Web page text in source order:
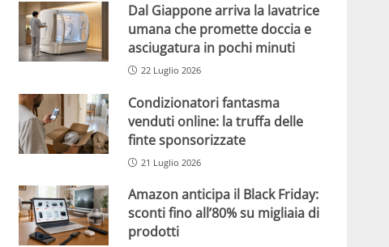
Dal Giappone arriva la lavatrice
umana che promette doccia e
asciugatura in pochi minuti
22 Luglio 2026
Condizionatori fantasma
venduti online: la truffa delle
finte sponsorizzate
21 Luglio 2026
Amazon anticipa il Black Friday:
sconti fino all’80% su migliaia di
prodotti